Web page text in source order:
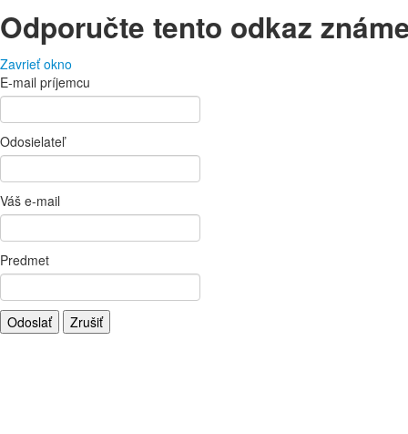
Odporučte tento odkaz
Zavrieť okno
E-mail príjemcu
Odosielateľ
Váš e-mail
Predmet
Odoslať Zrušiť